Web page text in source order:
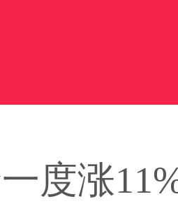
度涨